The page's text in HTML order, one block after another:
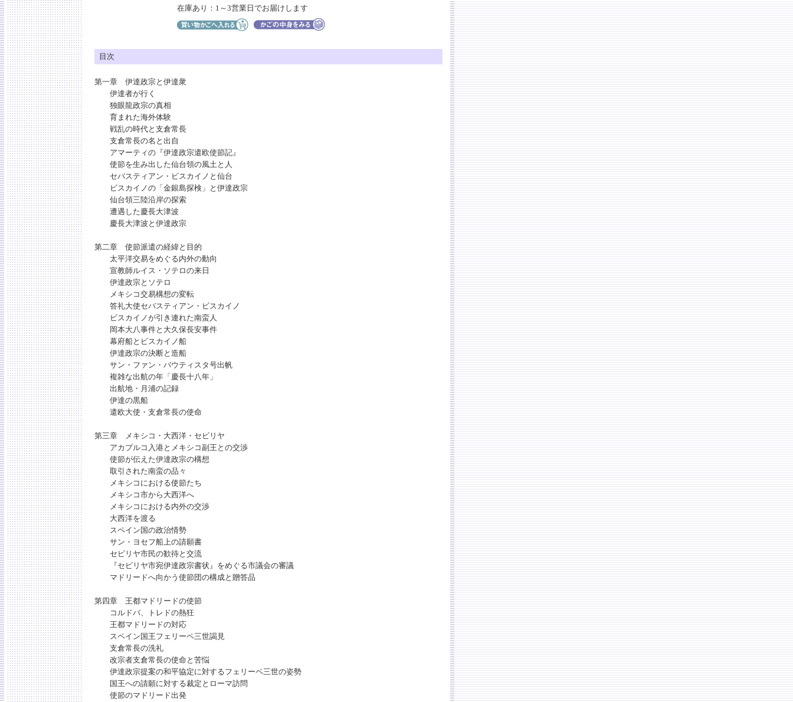
在庫あり：1～3営業日でお届けします
目次
第一章 伊達政宗と伊達衆
伊達者が行く
独眼龍政宗の真相
育まれた海外体験
戦乱の時代と支倉常長
支倉常長の名と出自
アマーティの『伊達政宗遣欧使節記』
使節を生み出した仙台領の風土と人
セバスティアン・ビスカイノと仙台
ビスカイノの「金銀島探検」と伊達政宗
仙台領三陸沿岸の探索
遭遇した慶長大津波
慶長大津波と伊達政宗
第二章 使節派遣の経緯と目的
太平洋交易をめぐる内外の動向
宣教師ルイス・ソテロの来日
伊達政宗とソテロ
メキシコ交易構想の変転
答礼大使セバスティアン・ビスカイノ
ビスカイノが引き連れた南蛮人
岡本大八事件と大久保長安事件
幕府船とビスカイノ船
伊達政宗の決断と造船
サン・ファン・バウティスタ号出帆
複雑な出航の年「慶長十八年」
出航地・月浦の記録
伊達の黒船
遣欧大使・支倉常長の使命
第三章 メキシコ・大西洋・セビリヤ
アカプルコ入港とメキシコ副王との交渉
使節が伝えた伊達政宗の構想
取引された南蛮の品々
メキシコにおける使節たち
メキシコ市から大西洋へ
メキシコにおける内外の交渉
大西洋を渡る
スペイン国の政治情勢
サン・ヨセフ船上の請願書
セビリヤ市民の歓待と交流
『セビリヤ市宛伊達政宗書状』をめぐる市議会の審議
マドリードへ向かう使節団の構成と贈答品
第四章 王都マドリードの使節
コルドバ、トレドの熱狂
王都マドリードの対応
スペイン国王フェリーペ三世謁見
支倉常長の洗礼
改宗者支倉常長の使命と苦悩
伊達政宗提案の和平協定に対するフェリーペ三世の姿勢
国王への請願に対する裁定とローマ訪問
使節のマドリード出発